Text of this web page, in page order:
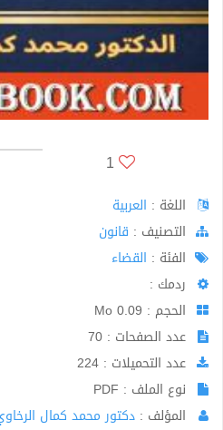
1
اللغة : العربية
اﻟﺘﺼﻨﻴﻒ : قانون
الفئة : القضاء
ردمك :
الحجم : 0.09 Mo
عدد الصفحات : 70
عدد التحميلات : 224
نوع الملف : PDF
المؤلف : دكتور محمد كمال